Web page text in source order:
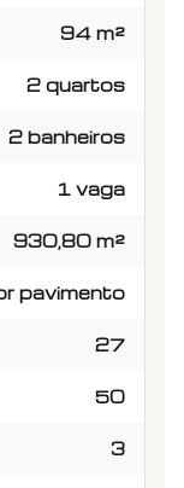
94 m²
2 quartos
2 banheiros
1 vaga
930,80 m²
pavimento
27
50
3